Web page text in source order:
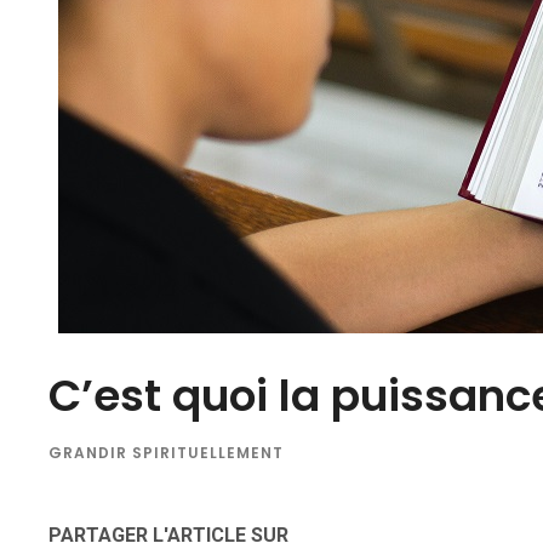
C’est quoi la
GRANDIR SPIRITUELLEMENT
PARTAGER L'ARTICLE SUR